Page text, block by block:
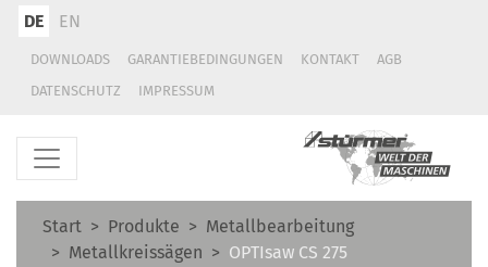
DE EN
DOWNLOADS GARANTIEBEDINGUNGEN KONTAKT
AGB
DATENSCHUTZ
IMPRESSUM
Start Produkte
Metallbearbeitung
Metallkreissägen
OPTIsaw CS 275